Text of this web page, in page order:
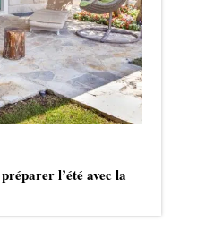
l’été avec la